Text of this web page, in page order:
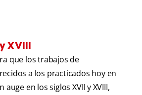
XVIII
que los trabajos de
a los practicados hoy en
en los siglos XVII y XVIII,